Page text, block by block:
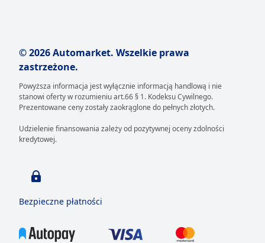
© 2026 Automarket. Wszelkie prawa
zastrzeżone.
Powyższa informacja jest wyłącznie informacją handlową i nie
stanowi oferty w rozumieniu art.66 § 1. Kodeksu Cywilnego.
Prezentowane ceny zostały zaokrąglone do pełnych złotych.
Udzielenie finansowania zależy od pozytywnej oceny zdolności
kredytowej.
Bezpieczne płatności